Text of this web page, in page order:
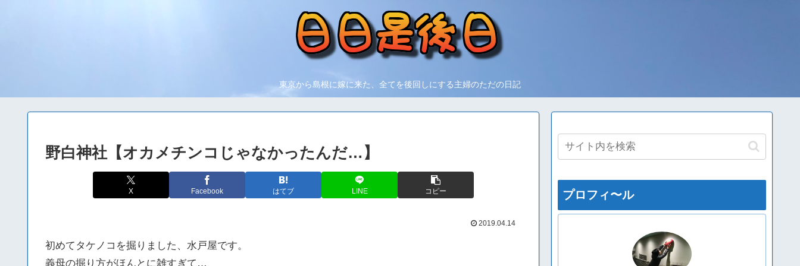
東京から島根に嫁に来た、全てを後回しにする主婦のただの日記
野白神社【オカメチンコじゃなかったんだ…】
X Facebook はてブ LINE コピー
2019.04.14
初めてタケノコを掘りました、水戸屋です。
義母の掘り方がほんとに雑すぎて…
プロフィ〜ル